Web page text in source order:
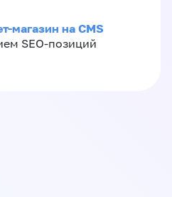
магазин на CMS
SEO-позиций